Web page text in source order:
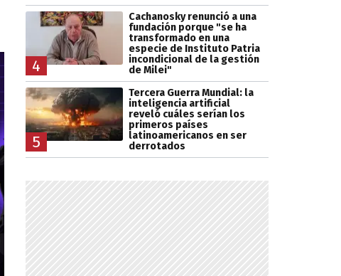
4
Cachanosky renunció a una
fundación porque "se ha
transformado en una
especie de Instituto Patria
incondicional de la gestión
de Milei"
5
Tercera Guerra Mundial: la
inteligencia artificial
reveló cuáles serían los
primeros países
latinoamericanos en ser
derrotados